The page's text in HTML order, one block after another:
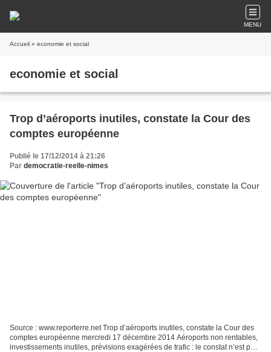
MENU
Accueil » economie et social
economie et social
Trop d’aéroports inutiles, constate la Cour des
comptes européenne
Publié le 17/12/2014 à 21:26
Par democratie-reelle-nimes
Source : www.reporterre.net Trop d’aéroports inutiles, constate la Cour des
comptes européenne mercredi 17 décembre 2014 Aéroports non rentables,
investissements inutiles, prévisions exagérées de trafic : le constat n’est pas